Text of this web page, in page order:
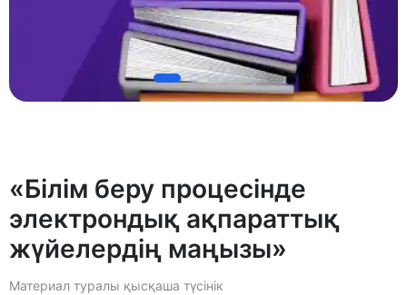
«Білім беру процесінде
электрондық ақпараттық
жүйелердің маңызы»
Материал туралы қысқаша түсінік